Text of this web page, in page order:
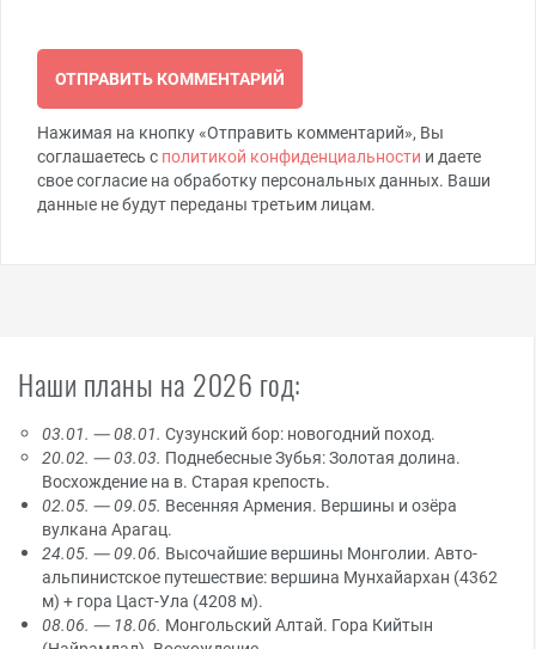
Нажимая на кнопку «Отправить комментарий», Вы
соглашаетесь с политикой конфиденциальности и даете
свое согласие на обработку персональных данных. Ваши
данные не будут переданы третьим лицам.
Наши планы на 2026 год:
03.01. — 08.01. Сузунский бор: новогодний поход.
20.02. — 03.03. Поднебесные Зубья: Золотая долина.
Восхождение на в. Старая крепость.
02.05. — 09.05. Весенняя Армения. Вершины и озёра
вулкана Арагац.
24.05. — 09.06. Высочайшие вершины Монголии. Авто-
альпинистское путешествие: вершина Мунхайархан (4362
м) + гора Цаст-Ула (4208 м).
08.06. — 18.06. Монгольский Алтай. Гора Кийтын